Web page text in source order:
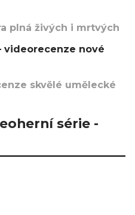
plná živých i mrtvých
videorecenze nové
skvělé umělecké
série -